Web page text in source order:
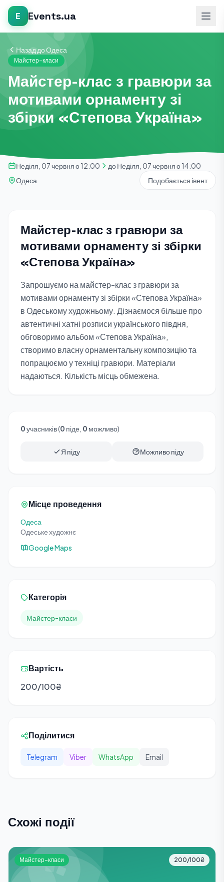
E Events.ua
Назад до Одеса
Майстер-класи
Майстер-клас з гравюри за
мотивами орнаменту зі
збірки «Степова Україна»
Неділя, 07 червня о 12:00
до Неділя, 07 червня о 14:00
Одеса
Подобається івент
Майстер-клас з гравюри за
мотивами орнаменту зі збірки
«Степова Україна»
Запрошуємо на майстер-клас з гравюри за
мотивами орнаменту зі збірки «Степова Україна»
в Одеському художньому. Дізнаємося більше про
автентичні хатні розписи українського півдня,
обговоримо альбом «Степова Україна»,
створимо власну орнаментальну композицію та
попрацюємо у техніці гравюри. Матеріали
надаються. Кількість місць обмежена.
0учасників (0 піде, 0 можливо)
Я піду Можливо піду
Місце проведення
Одеса
Одеське художнє
Google Maps
Категорія
Майстер-класи
Вартість
200/100₴
Поділитися
Telegram Viber WhatsApp Email
Схожі події
Майстер-класи 200/100₴